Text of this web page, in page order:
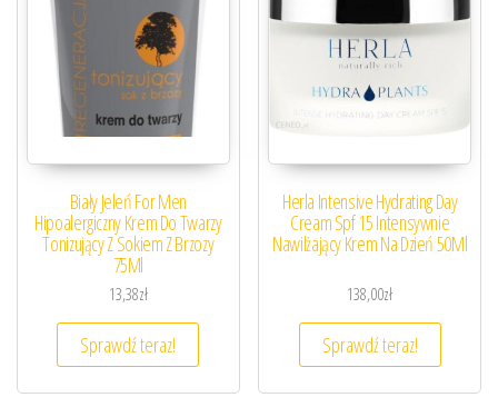
Biały Jeleń For Men
Hipoalergiczny Krem Do Twarzy
Tonizujący Z Sokiem Z Brzozy
75Ml
13,38zł
Sprawdź teraz!
Herla Intensive Hydrating Day
Cream Spf 15 Intensywnie
Nawilżający Krem Na Dzień 50Ml
138,00zł
Sprawdź teraz!